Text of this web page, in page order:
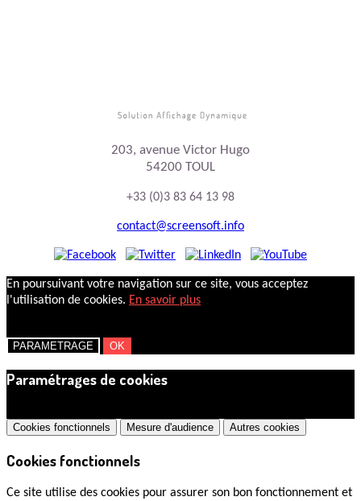
203, avenue Victor Hugo
54200 TOUL
+33 (0)3 83 64 13 98
contact@screensoft.info
En poursuivant votre navigation sur ce site, vous acceptez
l'utilisation de cookies. En savoir plus
PARAMETRAGE OK
Paramétrages de cookies
Cookies fonctionnels Mesure d'audience Autres cookies
Cookies fonctionnels
Ce site utilise des cookies pour assurer son bon fonctionnement et